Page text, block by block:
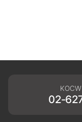
KOCW
02-